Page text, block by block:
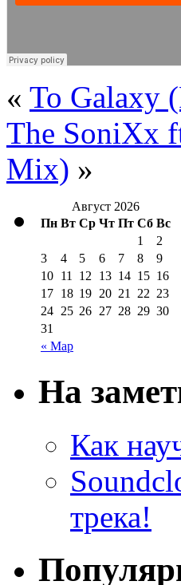
« To Galaxy
The SoniXx
Mix) »
Август 2026
Пн Вт Ср Чт Пт Сб Вс
« Мар
1
2
3
4 5 6 7 8
9
10 11 12 13 14 15 16
17 18 19 20 21 22 23
24 25 26 27 28 29 30
31
На
Как
трека!